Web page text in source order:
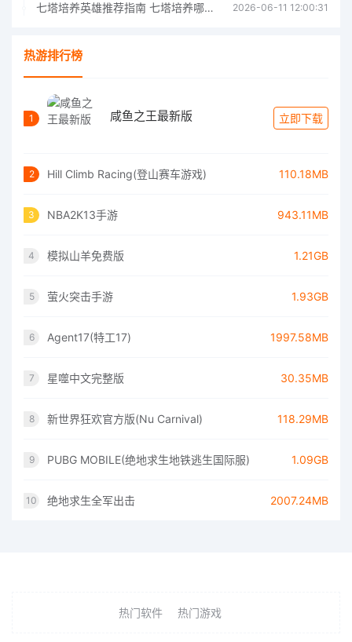
七塔培养英雄推荐指南 七塔培养哪个英雄好 2026-06-11 12:00:31
热游排行榜
1 咸鱼之王最新版 立即下载
2 Hill Climb Racing(登山赛车游戏) 110.18MB
3 NBA2K13手游 943.11MB
4 模拟山羊免费版 1.21GB
5 萤火突击手游 1.93GB
6 Agent17(特工17) 1997.58MB
7 星噬中文完整版 30.35MB
8 新世界狂欢官方版(Nu Carnival) 118.29MB
9 PUBG MOBILE(绝地求生地铁逃生国际服) 1.09GB
10 绝地求生全军出击 2007.24MB
热门软件 热门游戏